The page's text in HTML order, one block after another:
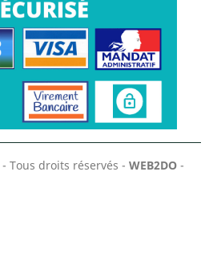
- Tous droits réservés - WEB2DO -